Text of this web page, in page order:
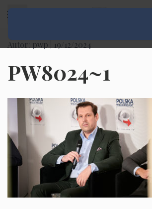
Autor: pwp | 19/12/2024
PW8024~1